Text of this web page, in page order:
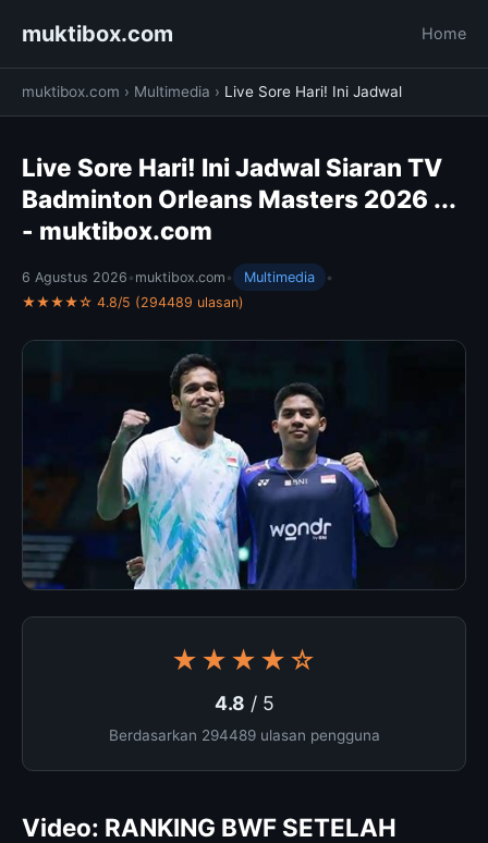
muktibox.com Home
muktibox.com › Multimedia › Live Sore Hari! Ini Jadwal
Live Sore Hari! Ini Jadwal Siaran TV
Badminton Orleans Masters 2026 ...
- muktibox.com
6 Agustus 2026 • muktibox.com • Multimedia
•
★★★★☆ 4.8/5 (294489 ulasan)
★★★★☆
4.8 / 5
Berdasarkan 294489 ulasan pengguna
Video: RANKING BWF SETELAH